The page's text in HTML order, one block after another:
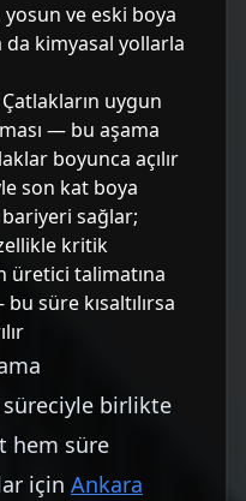
yosun ve eski boya
da kimyasal yollarla
Çatlakların uygun
— bu aşama
boyunca açılır
son kat boya
bariyeri sağlar;
kritik
üretici talimatına
süre kısaltılırsa
süreciyle birlikte
hem süre
için Ankara